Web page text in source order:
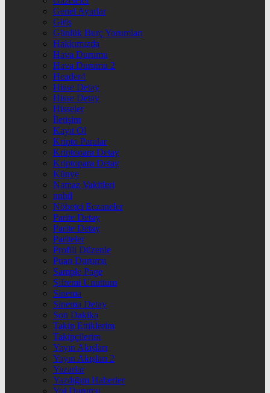
Genel Ayarlar
Giriş
Günlük Burç Yorumları
Hakkımızda
Hava Durumu
Hava Durumu 2
Header4
Hisse Detay
Hisse Detay
Hisseler
İletişim
Kayıt Ol
Kripto Paralar
Kriptopara Detay
Kriptopara Detay
Künye
Namaz Vakitleri
nnbil
Nöbetçi Eczaneler
Parite Detay
Parite Detay
Pariteler
Profili Düzenle
Puan Durumu
Sample Page
Şifremi Unuttum
Sinema
Sinema Detay
Son Dakika
Takip Ettiklerim
Takipçilerim
Yayın Akışları
Yayın Akışları 2
Yazarlar
Yazdığım Haberler